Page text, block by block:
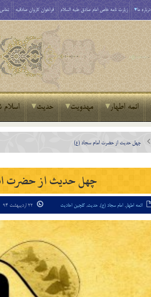
درباره ما زیارت نامه خاص امام صادق علیه السلام فراخوان کاروان صادقیه
ائمه اطهار مهدویت حدیث
چهل حدیث از حضرت امام سجاد (ع)
چهل حدیث از حضرت
ائمه اطهار, امام سجاد (ع), حدیث, گلچین احادیث